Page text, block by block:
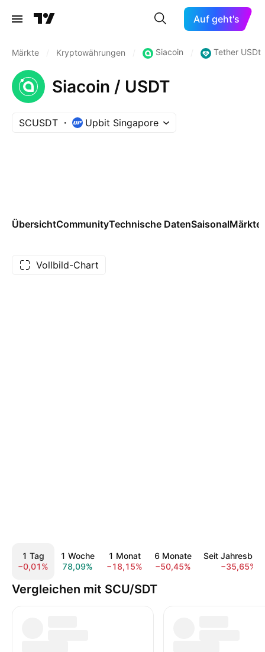
Auf geht's
Märkte Kryptowährungen Siacoin Tether USDt
Siacoin / USDT
SCUSDT Upbit Singapore
ÜbersichtCommunityTechnische DatenSaisonalMärkte
Vollbild-Chart
1 Tag
−0,01%
1 Woche
78,09%
1 Monat
−18,15%
6 Monate
−50,45%
Seit
−35,65%
Vergleichen mit SCU/SDT